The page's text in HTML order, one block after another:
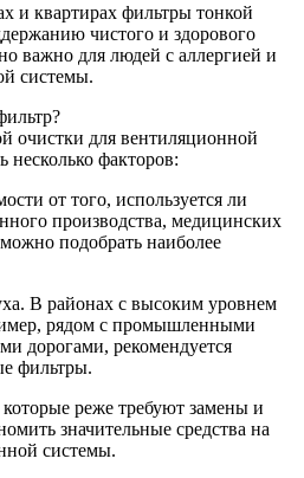
квартирах фильтры тонкой
чистого и здорового
важно для людей с аллергией и
системы.
очистки для вентиляционной
несколько факторов:
от того, используется ли
производства, медицинских
подобрать наиболее
В районах с высоким уровнем
рядом с промышленными
дорогами, рекомендуется
фильтры.
реже требуют замены и
значительные средства на
системы.